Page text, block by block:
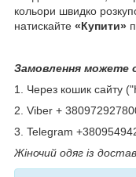
кольори швидко
натискайте «Купити»
Замовлення
1. Через кошик сайту
2. Viber +
3. Telegram
Жіночий одяг із